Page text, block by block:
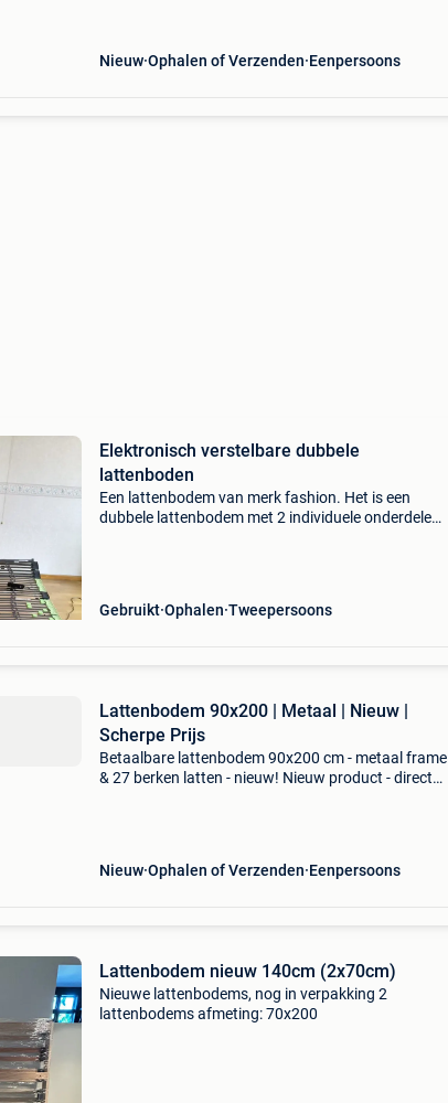
Nieuw Ophalen of Verzenden Eenpersoons
Elektronisch verstelbare dubbele
lattenboden
Een lattenbodem van merk fashion. Het is een
dubbele lattenbodem met 2 individuele onderdelen
Gebruikt Ophalen Tweepersoons
Lattenbodem 90x200 | Metaal | Nieuw |
Scherpe Prijs
Betaalbare lattenbodem 90x200 cm - metaal frame
& 27 berken latten - nieuw! Nieuw product - direct
Nieuw Ophalen of Verzenden Eenpersoons
Lattenbodem nieuw 140cm (2x70cm)
Nieuwe lattenbodems, nog in verpakking 2
lattenbodems afmeting: 70x200